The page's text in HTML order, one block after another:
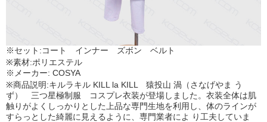
※セット:コート インナー ズボン ベルト
※素材:ポリエステル
※メーカー: COSYA
※商品説明:キルラキル KILL la KILL 猿投山 渦（さなげやま う
ず） 三つ星極制服 コスプレ衣装が登場しました。衣装全体は肌
触りがよくしっかりとした上品な専門生地を利用し、体のラインが
すらっとした綺麗に見えるように、専門業者によ り工夫していま